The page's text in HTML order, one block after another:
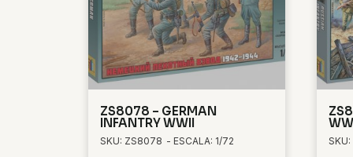
ZS8078 – GERMAN
INFANTRY WWII
SKU: ZS8078 - ESCALA: 1/72